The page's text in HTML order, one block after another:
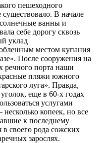
пешеходного
В начале
ванны и
себе дорогу сквозь
уклад
местом купания
После сооружения на
речного порта наши
пляжи южного
луга». Правда,
еще в 60-х годах
услугами
копеек, но все
к последнему
в своего рода сожских
зарослях.